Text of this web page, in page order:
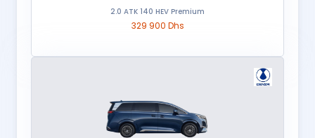
2.0 ATK 140 HEV Premium
329 900 Dhs